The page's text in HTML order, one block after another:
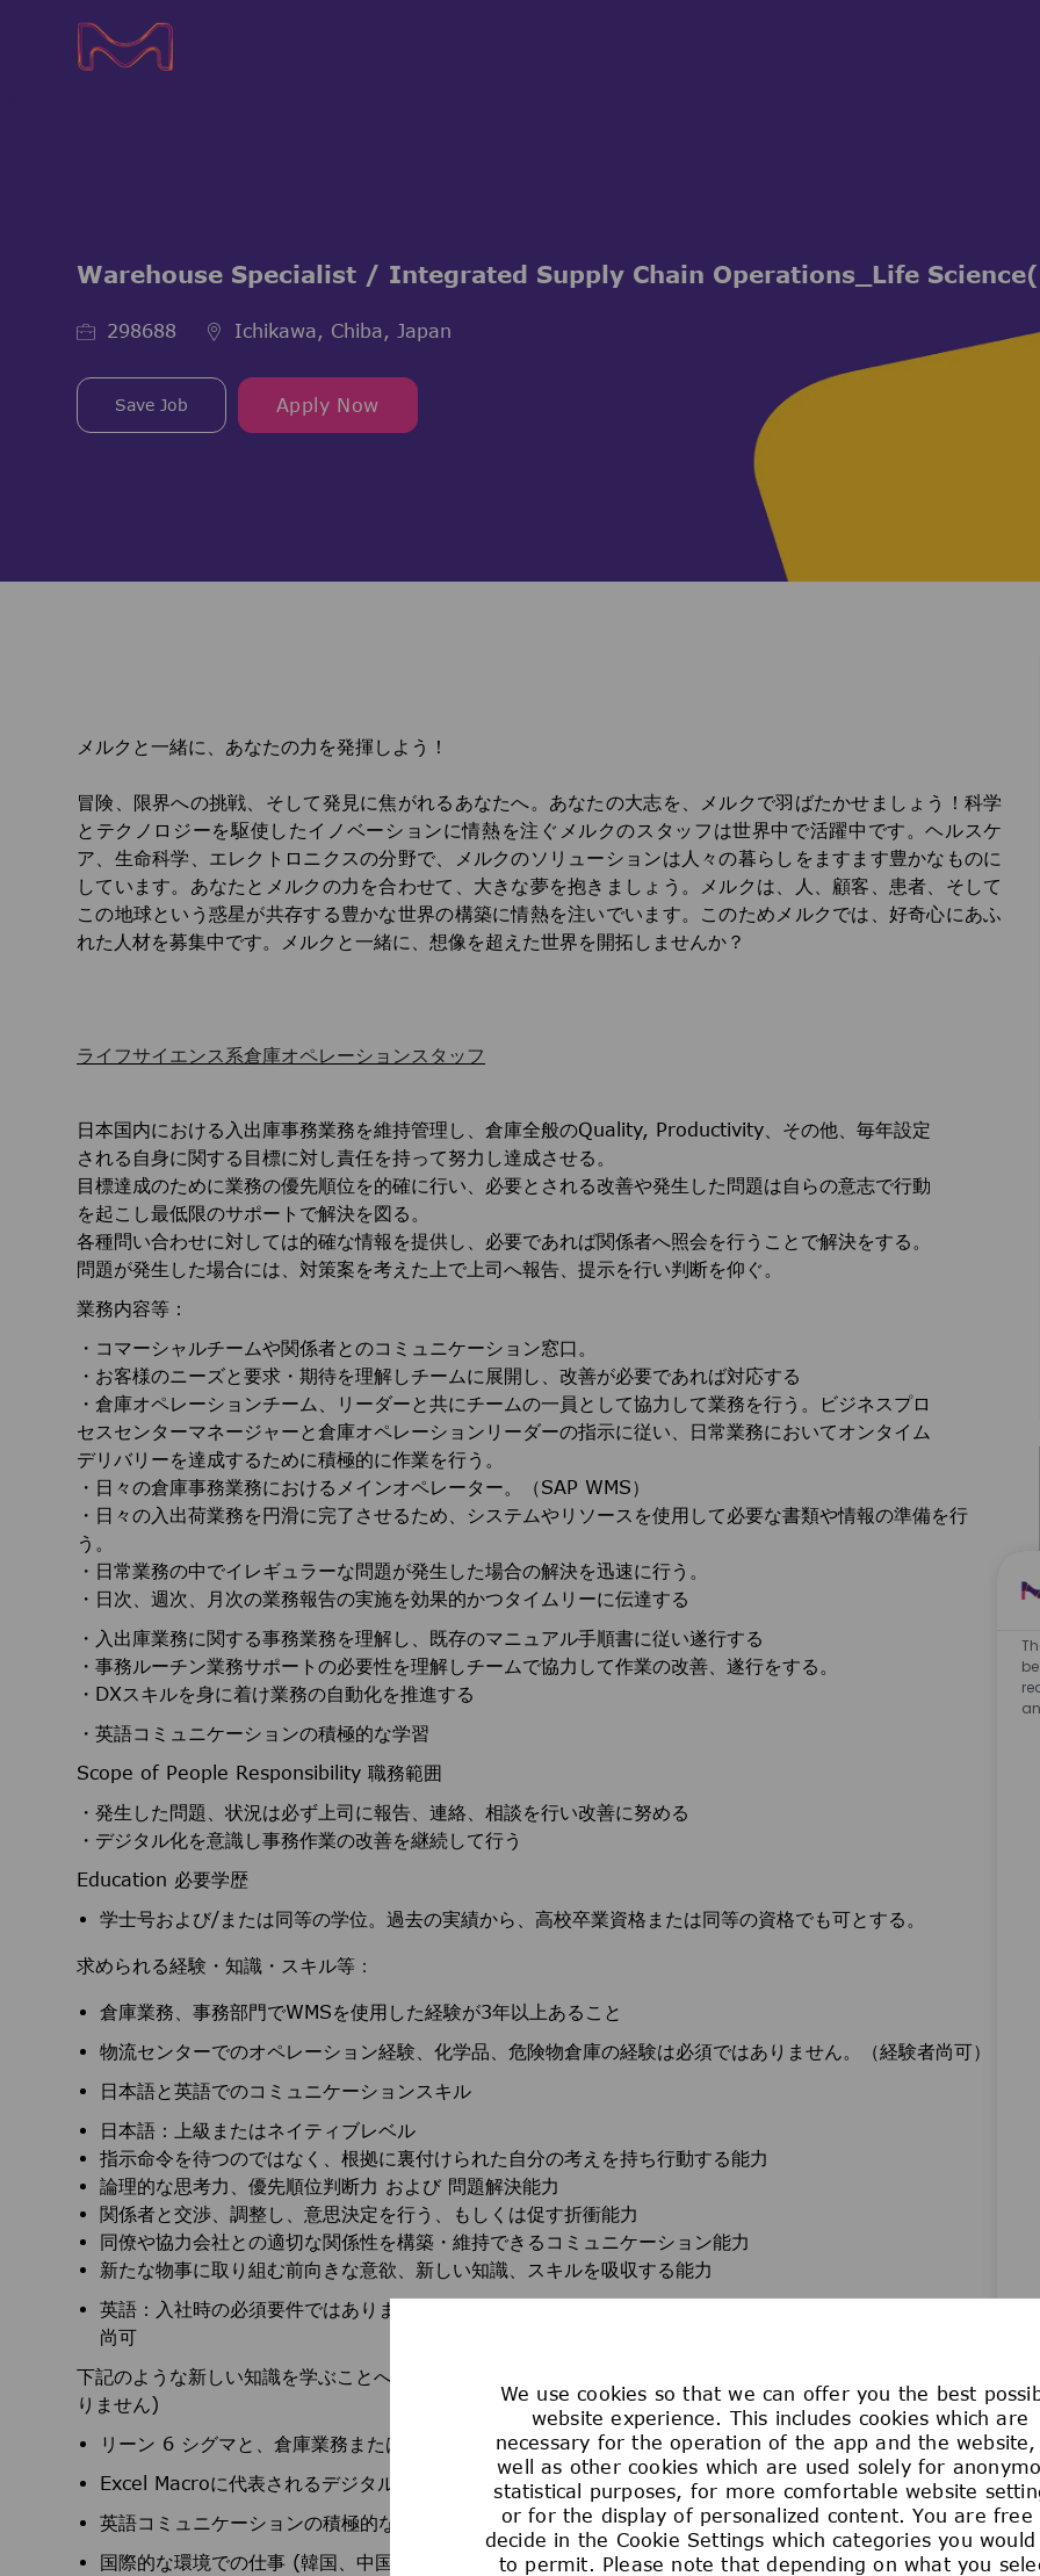
We use cookies so that we can offer you the best
website experience. This includes cookies which are
necessary for the operation of the app and the website,
well as other cookies which are used solely for
statistical purposes, for more comfortable website
or for the display of personalized content. You are free
decide in the Cookie Settings which categories you would
to permit. Please note that depending on what you
Warehouse Specialist / Integrated Supply Chain Operations_Life
Job Id298688 Ichikawa, Chiba, Japan
Save Job Apply Now
メルクと一緒に、あなたの力を発揮しよう！
冒険、限界への挑戦、そして発見に焦がれるあなたへ。あなたの大志を、メルクで羽ばたかせましょう！科学
とテクノロジーを駆使したイノベーションに情熱を注ぐメルクのスタッフは世界中で活躍中です。ヘルスケ
ア、生命科学、エレクトロニクスの分野で、メルクのソリューションは人々の暮らしをますます豊かなものに
しています。あなたとメルクの力を合わせて、大きな夢を抱きましょう。メルクは、人、顧客、患者、そして
この地球という惑星が共存する豊かな世界の構築に情熱を注いでいます。このためメルクでは、好奇心にあふ
れた人材を募集中です。メルクと一緒に、想像を超えた世界を開拓しませんか？
ライフサイエンス系倉庫オペレーションスタッフ
日本国内における入出庫事務業務を維持管理し、倉庫全般のQuality, Productivity、その他、毎年設定
される自身に関する目標に対し責任を持って努力し達成させる。
目標達成のために業務の優先順位を的確に行い、必要とされる改善や発生した問題は自らの意志で行動
を起こし最低限のサポートで解決を図る。
各種問い合わせに対しては的確な情報を提供し、必要であれば関係者へ照会を行うことで解決をする。
問題が発生した場合には、対策案を考えた上で上司へ報告、提示を行い判断を仰ぐ。
業務内容等：
・コマーシャルチームや関係者とのコミュニケーション窓口。
・お客様のニーズと要求・期待を理解しチームに展開し、改善が必要であれば対応する
・倉庫オペレーションチーム、リーダーと共にチームの一員として協力して業務を行う。ビジネスプロ
セスセンターマネージャーと倉庫オペレーションリーダーの指示に従い、日常業務においてオンタイム
デリバリーを達成するために積極的に作業を行う。
・日々の倉庫事務業務におけるメインオペレーター。（SAP WMS）
・日々の入出荷業務を円滑に完了させるため、システムやリソースを使用して必要な書類や情報の準備を行
う。
・日常業務の中でイレギュラーな問題が発生した場合の解決を迅速に行う。
・日次、週次、月次の業務報告の実施を効果的かつタイムリーに伝達する
・入出庫業務に関する事務業務を理解し、既存のマニュアル手順書に従い遂行する
・事務ルーチン業務サポートの必要性を理解しチームで協力して作業の改善、遂行をする。
・DXスキルを身に着け業務の自動化を推進する
・英語コミュニケーションの積極的な学習
Scope of People Responsibility 職務範囲
・発生した問題、状況は必ず上司に報告、連絡、相談を行い改善に努める
・デジタル化を意識し事務作業の改善を継続して行う
Education 必要学歴
学士号および/または同等の学位。過去の実績から、高校卒業資格または同等の資格でも可とする。
求められる経験・知識・スキル等 ：
倉庫業務、事務部門でWMSを使用した経験が3年以上あること
物流センターでのオペレーション経験、化学品、危険物倉庫の経験は必須ではありません。（経験者尚可）
日本語と英語でのコミュニケーションスキル
日本語：上級またはネイティブレベル
指示命令を待つのではなく、根拠に裏付けられた自分の考えを持ち行動する能力
論理的な思考力、優先順位判断力 および 問題解決能力
関係者と交渉、調整し、意思決定を行う、もしくは促す折衝能力
同僚や協力会社との適切な関係性を構築・維持できるコミュニケーション能力
新たな物事に取り組む前向きな意欲、新しい知識、スキルを吸収する能力
英語：入社時の必須要件ではありませんが初級ビジネスレベルのコミュニケーションスキルを有していれば
尚可
下記のような新しい知識を学ぶことへの強い関心・興味を持てる方(現時点で特定の能力を持っている必要はあ
りません)
リーン 6 シグマと、倉庫業務または割り振られた作業のプロセス改善の実施
Excel Macroに代表されるデジタル化の推進
英語コミュニケーションの積極的な学習
国際的な環境での仕事 (韓国、中国、その他の国籍との共同作業)